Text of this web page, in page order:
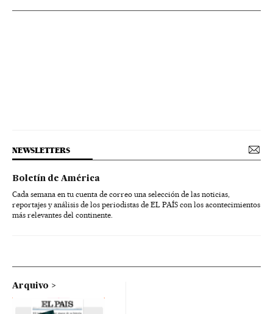
NEWSLETTERS
Boletín de América
Cada semana en tu cuenta de correo una selección de las noticias,
reportajes y análisis de los periodistas de EL PAÍS con los acontecimientos
más relevantes del continente.
Arquivo